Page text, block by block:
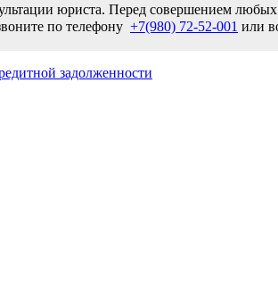
юриста. Перед совершением
по телефону +7(980) 72-52-001 или
задолженности